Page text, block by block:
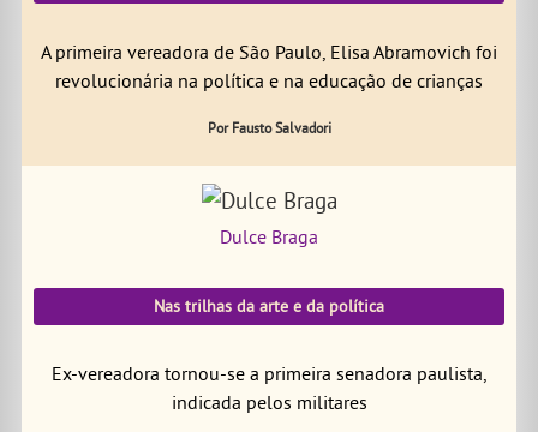
A primeira vereadora de São Paulo, Elisa Abramovich foi
revolucionária na política e na educação de crianças
Por Fausto Salvadori
Dulce Braga
Nas trilhas da arte e da política
Ex-vereadora tornou-se a primeira senadora paulista,
indicada pelos militares